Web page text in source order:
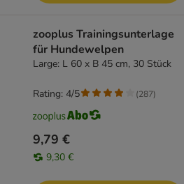
zooplus Trainingsunterlage
für Hundewelpen
Large: L 60 x B 45 cm, 30 Stück
9,79 €
9,30 €
Rating: 4/5 (287)